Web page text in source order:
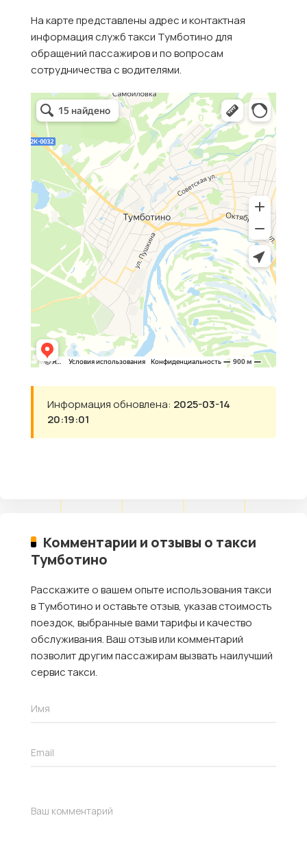
На карте представлены адрес и контактная
информация служб такси Тумботино для
обращений пассажиров и по вопросам
сотрудничества с водителями.
Информация обновлена: 2025-03-14
20:19:01
Комментарии и отзывы о такси
Тумботино
Расскажите о вашем опыте использования такси
в Тумботино и оставьте отзыв, указав стоимость
поездок, выбранные вами тарифы и качество
обслуживания. Ваш отзыв или комментарий
позволит другим пассажирам вызвать наилучший
сервис такси.